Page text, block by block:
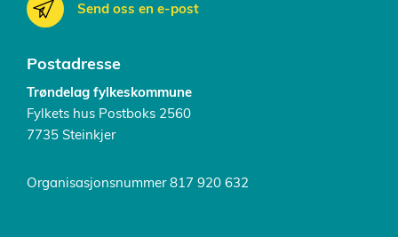
Send oss en e-post
Postadresse
Trøndelag fylkeskommune
Fylkets hus Postboks 2560
7735 Steinkjer
Organisasjonsnummer 817 920 632